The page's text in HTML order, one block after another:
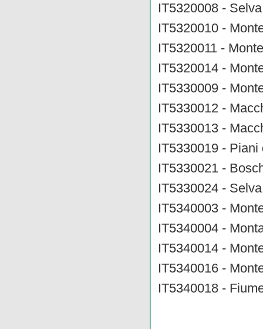
IT5320008 -
IT5320010 -
IT5320011 -
IT5320014 -
IT5330009 -
IT5330012 -
IT5330013 -
IT5330019 -
IT5330021 -
IT5330024 -
IT5340003 -
IT5340004 -
IT5340014 -
IT5340016 -
IT5340018 -